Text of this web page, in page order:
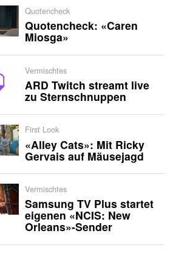
Quotencheck
Quotencheck: «Caren
Miosga»
Vermischtes
ARD Twitch streamt live
zu Sternschnuppen
First Look
«Alley Cats»: Mit Ricky
Gervais auf Mäusejagd
Vermischtes
Samsung TV Plus startet
eigenen «NCIS: New
Orleans»-Sender